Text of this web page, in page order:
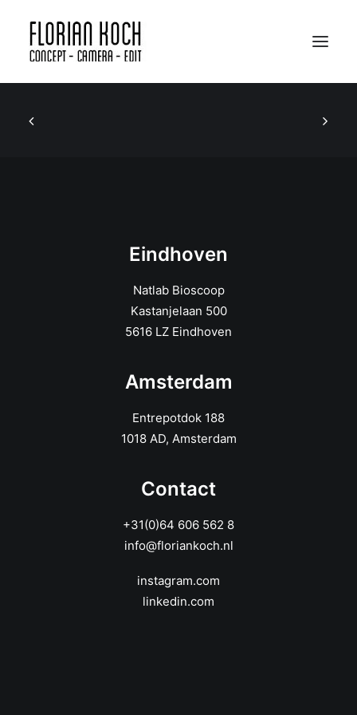
Portfolio
Contact
+31(0)64 606 562 8
info@floriankoch.nl
instagram.com
linkedin.com
Eindhoven
Natlab Bioscoop
Kastanjelaan 500
5616 LZ Eindhoven
Amsterdam
Entrepotdok 188
1018 AD, Amsterdam